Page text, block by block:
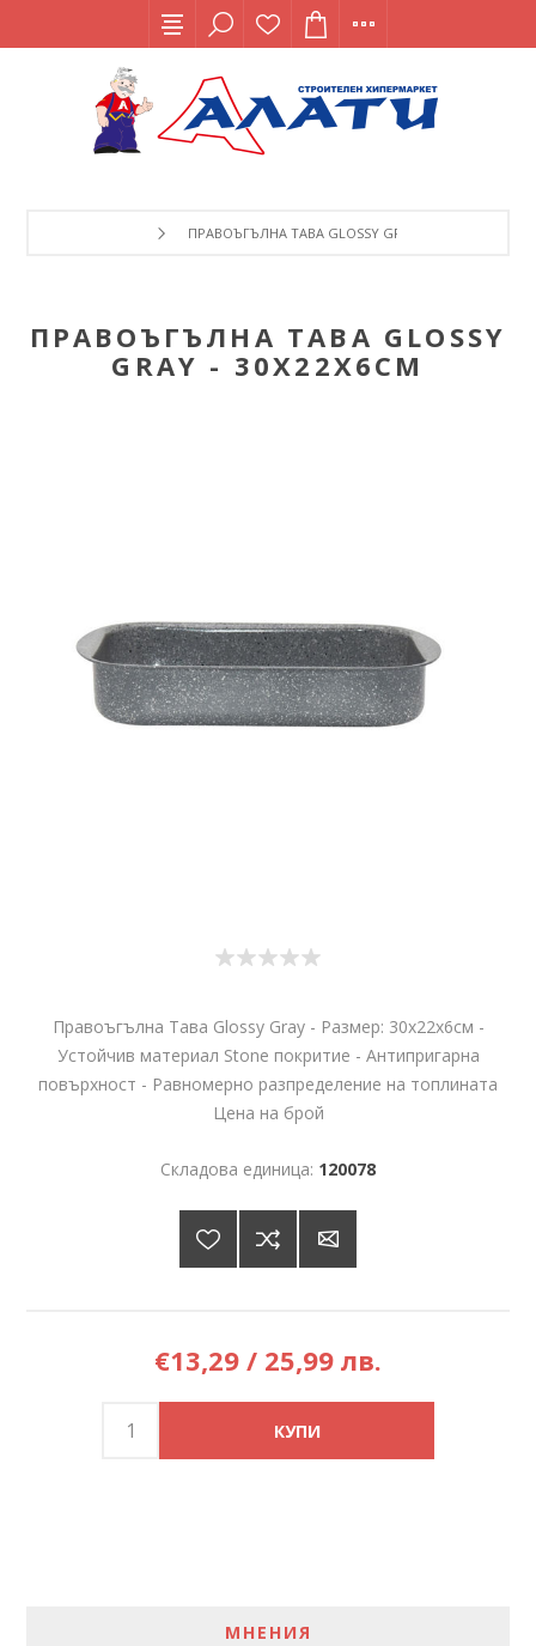
ПРАВОЪГЪЛНА ТАВА GLOSSY GRAY - 30X22X6СМ
ПРАВОЪГЪЛНА ТАВА GLOSSY
GRAY - 30X22X6СМ
Правоъгълна Тава Glossy Gray - Размер: 30x22x6см -
Устойчив материал Stone покритие - Антипригарна
повърхност - Равномерно разпределение на топлината
Цена на брой
Складова единица: 120078
€13,29 / 25,99 лв.
МНЕНИЯ